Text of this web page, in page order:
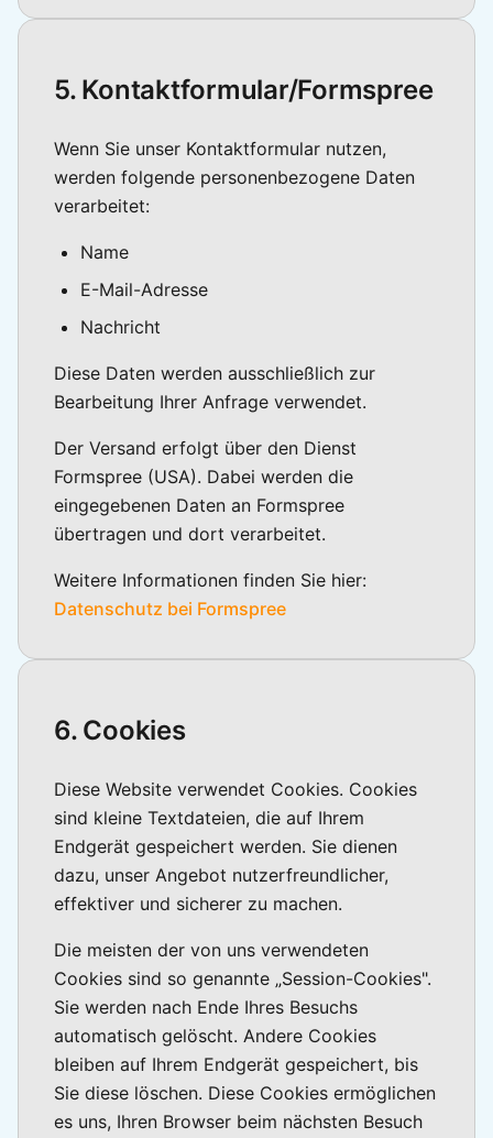
5. Kontaktformular/Formspree
Wenn Sie unser Kontaktformular nutzen,
werden folgende personenbezogene Daten
verarbeitet:
Name
E-Mail-Adresse
Nachricht
Diese Daten werden ausschließlich zur
Bearbeitung Ihrer Anfrage verwendet.
Der Versand erfolgt über den Dienst
Formspree (USA). Dabei werden die
eingegebenen Daten an Formspree
übertragen und dort verarbeitet.
Weitere Informationen finden Sie hier:
Datenschutz bei Formspree
6. Cookies
Diese Website verwendet Cookies. Cookies
sind kleine Textdateien, die auf Ihrem
Endgerät gespeichert werden. Sie dienen
dazu, unser Angebot nutzerfreundlicher,
effektiver und sicherer zu machen.
Die meisten der von uns verwendeten
Cookies sind so genannte „Session-Cookies".
Sie werden nach Ende Ihres Besuchs
automatisch gelöscht. Andere Cookies
bleiben auf Ihrem Endgerät gespeichert, bis
Sie diese löschen. Diese Cookies ermöglichen
es uns, Ihren Browser beim nächsten Besuch